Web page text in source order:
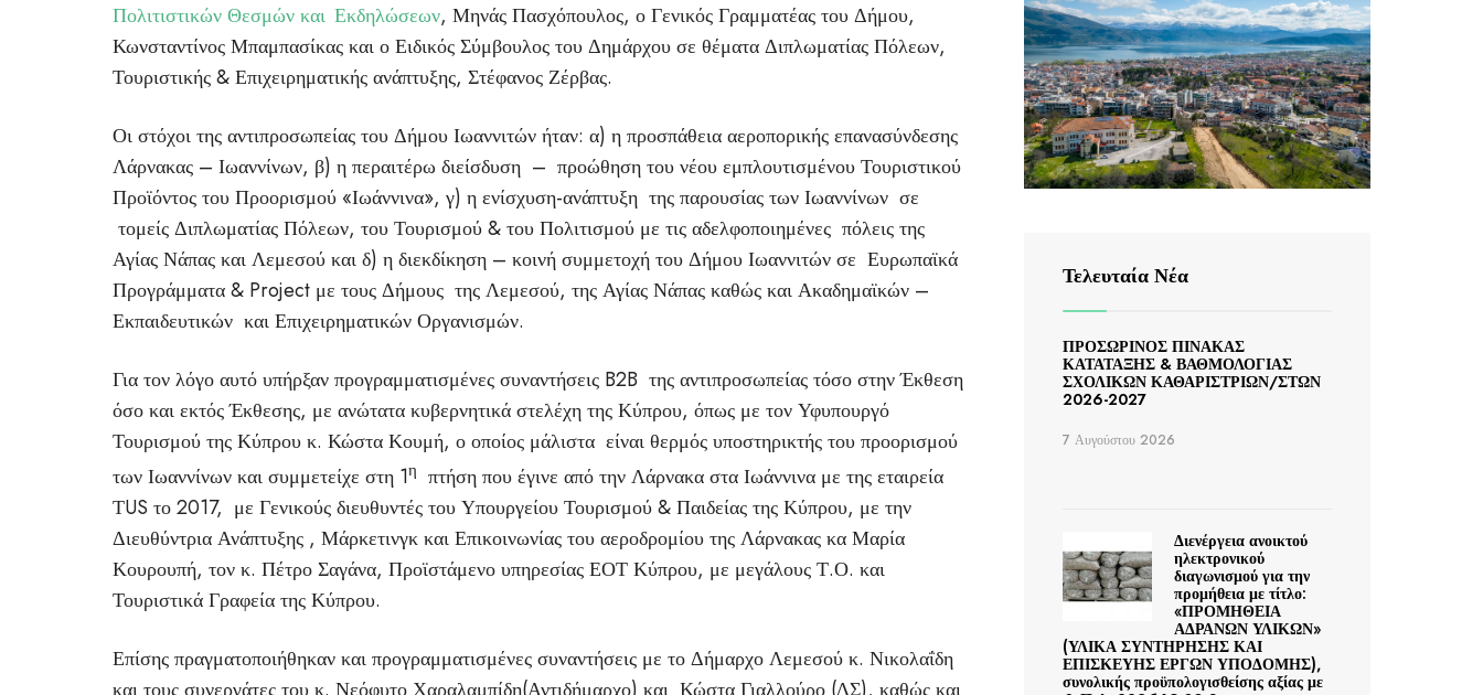
Πολιτιστικών Θεσμών και Εκδηλώσεων, Μηνάς Πασχόπουλος, ο Γενικός Γραμματέας του Δήμου,
Κωνσταντίνος Μπαμπασίκας και ο Ειδικός Σύμβουλος του Δημάρχου σε θέματα Διπλωματίας Πόλεων,
Τουριστικής & Επιχειρηματικής ανάπτυξης, Στέφανος Ζέρβας.
Οι στόχοι της αντιπροσωπείας του Δήμου Ιωαννιτών ήταν: α) η προσπάθεια αεροπορικής επανασύνδεσης
Λάρνακας – Ιωαννίνων, β) η περαιτέρω διείσδυση – προώθηση του νέου εμπλουτισμένου Τουριστικού
Προϊόντος του Προορισμού «Ιωάννινα», γ) η ενίσχυση-ανάπτυξη της παρουσίας των Ιωαννίνων σε
τομείς Διπλωματίας Πόλεων, του Τουρισμού & του Πολιτισμού με τις αδελφοποιημένες πόλεις της
Αγίας Νάπας και Λεμεσού και δ) η διεκδίκηση – κοινή συμμετοχή του Δήμου Ιωαννιτών σε Ευρωπαϊκά
Προγράμματα & Project με τους Δήμους της Λεμεσού, της Αγίας Νάπας καθώς και Ακαδημαϊκών –
Εκπαιδευτικών και Επιχειρηματικών Οργανισμών.
Για τον λόγο αυτό υπήρξαν προγραμματισμένες συναντήσεις B2B της αντιπροσωπείας τόσο στην Έκθεση
όσο και εκτός Έκθεσης, με ανώτατα κυβερνητικά στελέχη της Κύπρου, όπως με τον Υφυπουργό
Τουρισμού της Κύπρου κ. Κώστα Κουμή, ο οποίος μάλιστα είναι θερμός υποστηρικτής του προορισμού
των Ιωαννίνων και συμμετείχε στη 1η πτήση που έγινε από την Λάρνακα στα Ιωάννινα με της εταιρεία
ΤUS το 2017, με Γενικούς διευθυντές του Υπουργείου Τουρισμού & Παιδείας της Κύπρου, με την
Διευθύντρια Ανάπτυξης , Μάρκετινγκ και Επικοινωνίας του αεροδρομίου της Λάρνακας κα Μαρία
Κουρουπή, τον κ. Πέτρο Σαγάνα, Προϊστάμενο υπηρεσίας ΕΟΤ Κύπρου, με μεγάλους Τ.Ο. και
Τουριστικά Γραφεία της Κύπρου.
Επίσης πραγματοποιήθηκαν και προγραμματισμένες συναντήσεις με το Δήμαρχο Λεμεσού κ. Νικολαΐδη
Τελευταία Νέα
ΠΡΟΣΩΡΙΝΟΣ ΠΙΝΑΚΑΣ
ΚΑΤΑΤΑΞΗΣ & ΒΑΘΜΟΛΟΓΙΑΣ
ΣΧΟΛΙΚΩΝ ΚΑΘΑΡΙΣΤΡΙΩΝ/ΣΤΩΝ
2026-2027
7 Αυγούστου 2026
Διενέργεια ανοικτού
ηλεκτρονικού
διαγωνισμού για την
προμήθεια με τίτλο:
«ΠΡΟΜΗΘΕΙΑ
ΑΔΡΑΝΩΝ ΥΛΙΚΩΝ»
(ΥΛΙΚΑ ΣΥΝΤΗΡΗΣΗΣ ΚΑΙ
ΕΠΙΣΚΕΥΗΣ ΕΡΓΩΝ ΥΠΟΔΟΜΗΣ),
συνολικής προϋπολογισθείσης αξίας με